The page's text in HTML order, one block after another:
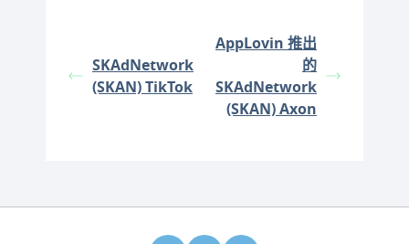
SKAdNetwork
(SKAN) TikTok
AppLovin 推出
的
SKAdNetwork
(SKAN) Axon